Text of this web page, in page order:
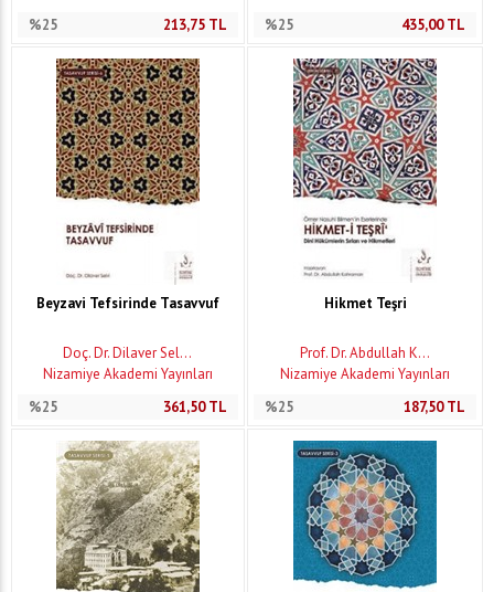
%25
213,75TL
%25
435,00TL
Beyzavi Tefsirinde Tasavvuf
Doç. Dr. Dilaver Sel...
Nizamiye Akademi Yayınları
%25
361,50TL
Hikmet Teşri
Prof. Dr. Abdullah K...
Nizamiye Akademi Yayınları
%25
187,50TL